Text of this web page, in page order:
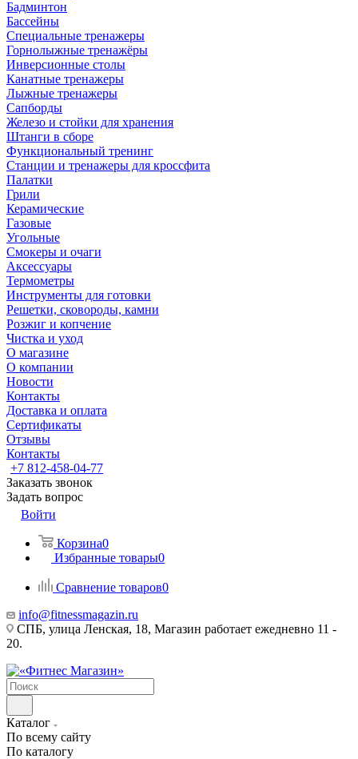
Бадминтон
Бассейны
Специальные тренажеры
Горнолыжные тренажёры
Инверсионные столы
Канатные тренажеры
Лыжные тренажеры
Сапборды
Железо и стойки для хранения
Штанги в сборе
Функциональный тренинг
Станции и тренажеры для кроссфита
Палатки
Грили
Керамические
Газовые
Угольные
Смокеры и очаги
Аксессуары
Термометры
Инструменты для готовки
Решетки, сковороды, камни
Розжиг и копчение
Чистка и уход
О магазине
О компании
Новости
Контакты
Доставка и оплата
Сертификаты
Отзывы
Контакты
+7 812-458-04-77
Заказать звонок
Задать вопрос
Войти
Корзина0
Избранные товары0
Сравнение товаров0
info@fitnessmagazin.ru
СПБ, улица Ленская, 18, Магазин работает ежедневно 11 -
20.
Каталог
По всему сайту
По каталогу